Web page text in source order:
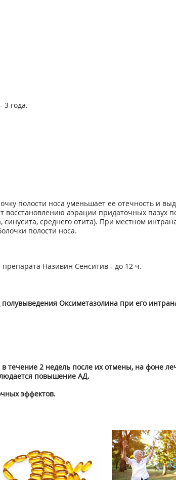
3 года.
полости носа уменьшает ее отечность и
восстановлению аэрации придаточных пазух
среднего отита). При местном
полости носа.
Називин Сенситив - до 12 ч.
Оксиметазолина при его
течение 2 недель после их отмены, на фоне
повышение АД.
эффектов.